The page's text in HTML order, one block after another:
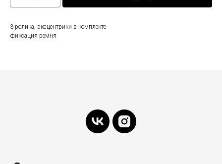
3 ролика, эксцентрики в комплекте
фиксация ремня